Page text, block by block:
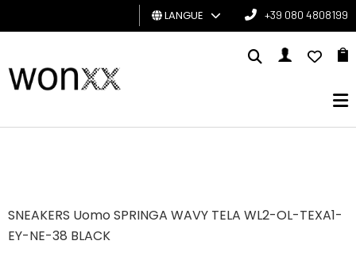
HOMME
LANGUE +39 080 4808199
SNEAKERS Uomo SPRINGA WAVY TELA WL2-OL-TEXA1-
EY-NE-38 BLACK